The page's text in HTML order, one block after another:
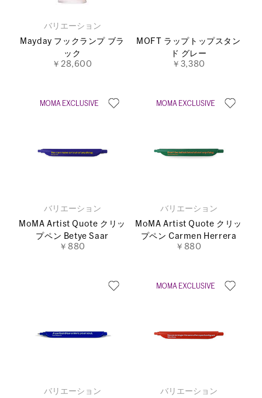
バリエーション
Mayday フックランプ ブラ
ック
￥28,600
MOFT ラップトップスタン
ド グレー
￥3,380
バリエーション
MoMA Artist Quote クリッ
プペン Betye Saar
￥880
バリエーション
MoMA Artist Quote クリッ
プペン Carmen Herrera
￥880
バリエーション
バリエーション